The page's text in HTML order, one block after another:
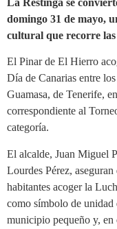
La Restinga se
domingo 31 de mayo,
cultural que recorre las
El Pinar de El Hierro
Día de Canarias entre
Guamasa, de Tenerife,
correspondiente al
categoría.
El alcalde, Juan Miguel
Lourdes Pérez,
habitantes acoger la
como símbolo de unidad
municipio pequeño y, en